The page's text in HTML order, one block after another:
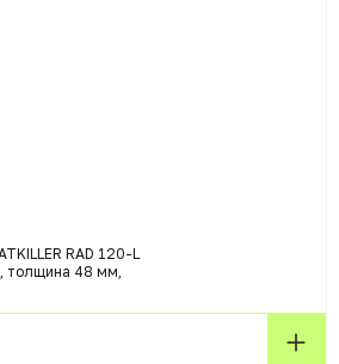
RAD 120-L
толщина 48 мм,